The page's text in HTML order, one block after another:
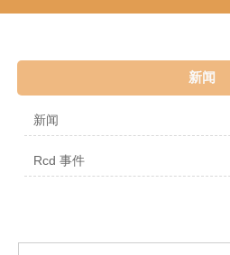
新闻
新闻
Rcd 事件